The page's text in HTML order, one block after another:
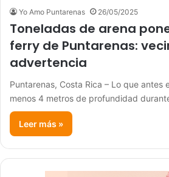
Yo Amo Puntarenas 26/05/2025
Toneladas de arena
ferry de Puntarenas:
advertencia
Puntarenas, Costa Rica – Lo que antes
menos 4 metros de profundidad
Leer más »